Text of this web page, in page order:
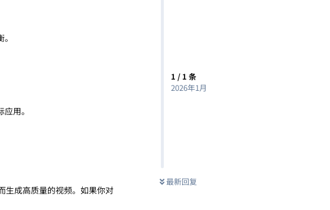
1 / 1 条
2026年1月
最新回复
用。
生成高质量的视频。如果你对